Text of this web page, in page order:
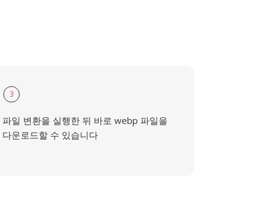
3
파일 변환을 실행한 뒤 바로 webp 파일을
다운로드할 수 있습니다